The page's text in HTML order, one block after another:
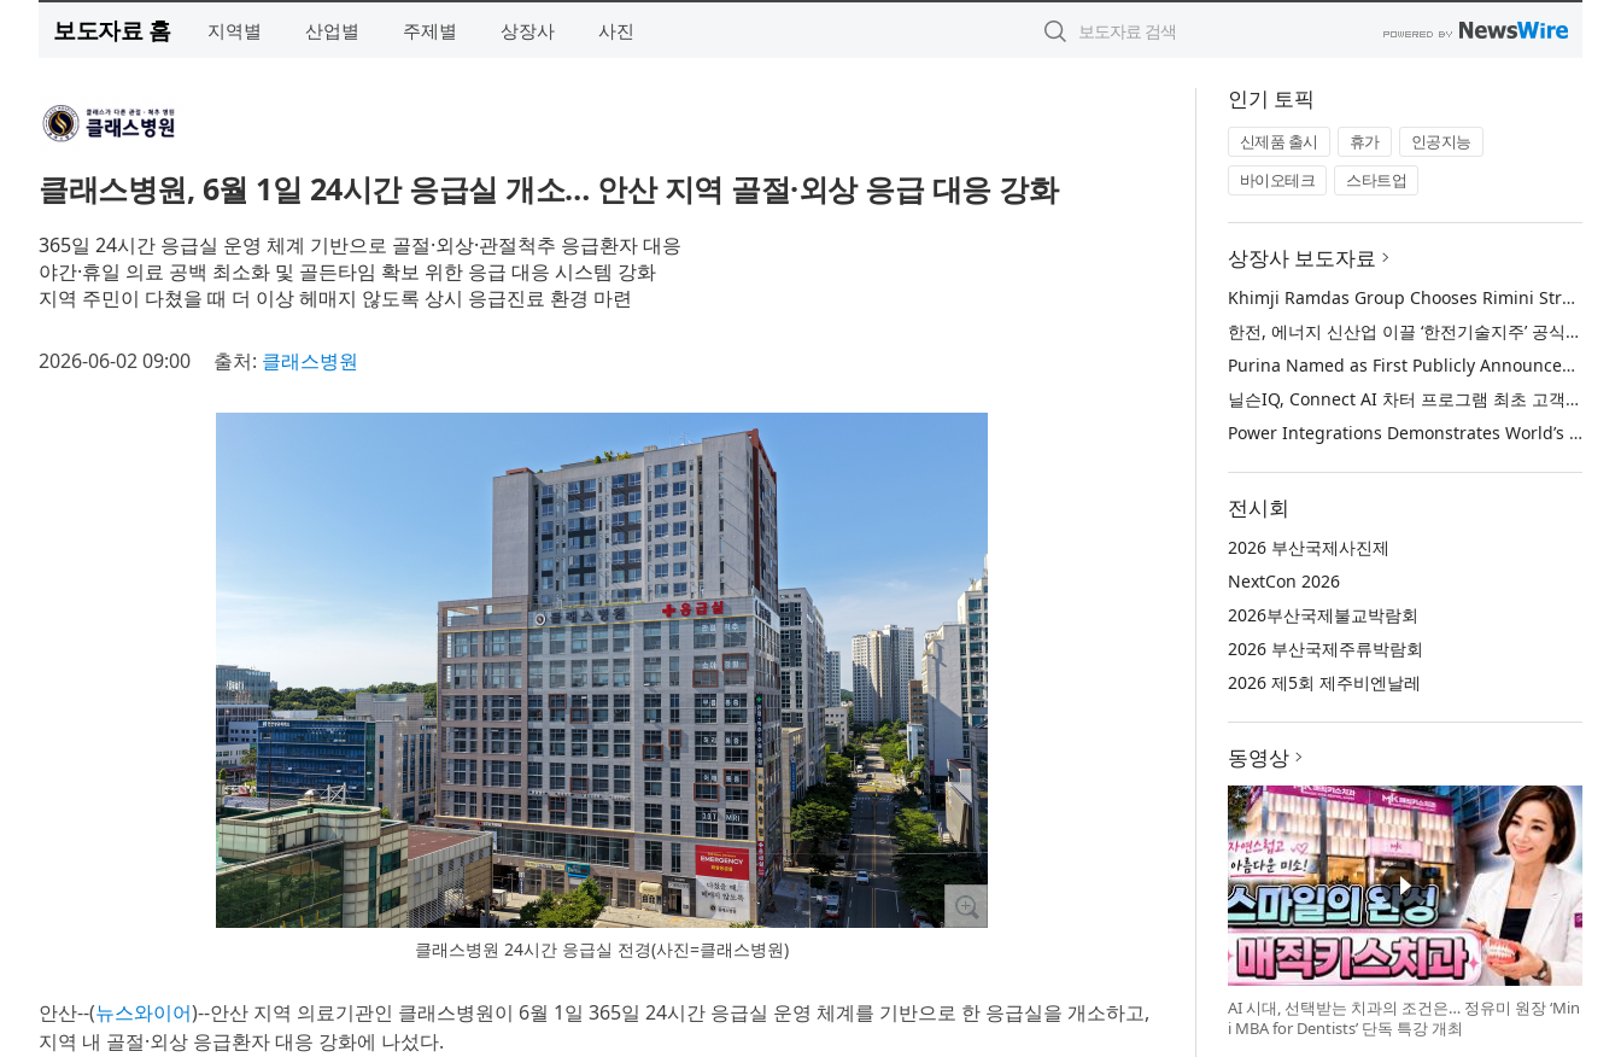
보도자료 홈 지역별 산업별 주제별 상장사 사진
클래스병원, 6월 1일 24시간 응급실 개소… 안산 지역 골절·외상 응급 대응 강화
365일 24시간 응급실 운영 체계 기반으로 골절·외상·관절척추 응급환자 대응
야간·휴일 의료 공백 최소화 및 골든타임 확보 위한 응급 대응 시스템 강화
지역 주민이 다쳤을 때 더 이상 헤매지 않도록 상시 응급진료 환경 마련
2026-06-02 09:00 출처: 클래스병원
클래스병원 24시간 응급실 전경(사진=클래스병원)
안산--(뉴스와이어)--안산 지역 의료기관인 클래스병원이 6월 1일 365일 24시간 응급실 운영 체계를 기반으로 한 응급실을 개소하고,
지역 내 골절·외상 응급환자 대응 강화에 나섰다.
인기 토픽
신제품 출시 휴가
인공지능
바이오테크
스타트업
상장사 보도자료
Khimji Ramdas Group Chooses Rimini Street to Reduce SAP Support Costs, Protect 700+ Customizations and Reinvest Savings in Innovation
한전, 에너지 신산업 이끌 ‘한전기술지주’ 공식 출범
Purina Named as First Publicly Announced NIQ ConnectAI Charter Client
닐슨IQ, Connect AI 차터 프로그램 최초 고객사 ‘퓨리나’ 선정
Power Integrations Demonstrates World’s First 2200 V GaN Technology for Next-Era High-Voltage Power Systems
전시회
2026 부산국제사진제
NextCon 2026
2026부산국제불교박람회
2026 부산국제주류박람회
2026 제5회 제주비엔날레
동영상
AI 시대, 선택받는 치과의 조건은… 정유미 원장 ‘Min
i MBA for Dentists’ 단독 특강 개최